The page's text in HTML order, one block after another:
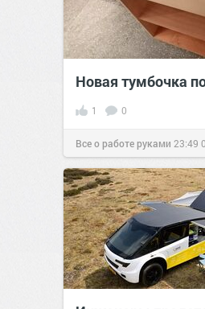
Новая тумбочка
1 0
Все о работе руками 23:49